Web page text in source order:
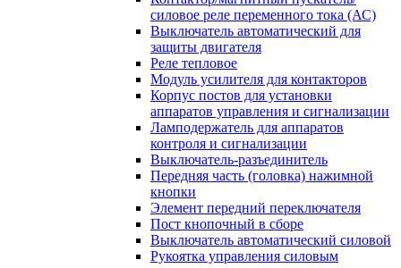
силовое реле переменного тока (АС)
Выключатель автоматический для
защиты двигателя
Реле тепловое
Модуль усилителя для контакторов
Корпус постов для установки
аппаратов управления и сигнализации
Ламподержатель для аппаратов
контроля и сигнализации
Выключатель-разъединитель
Передняя часть (головка) нажимной
кнопки
Элемент передний переключателя
Пост кнопочный в сборе
Выключатель автоматический силовой
Рукоятка управления силовым